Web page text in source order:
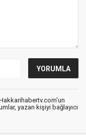
yazan kişiyi bağlayıcı